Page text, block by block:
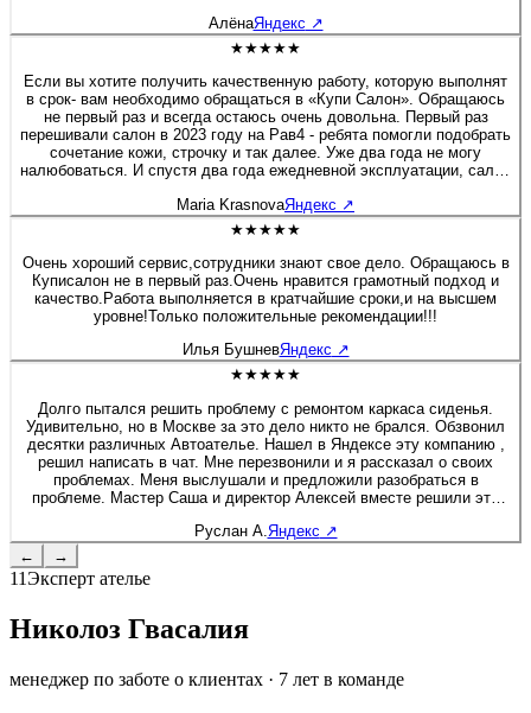
АлёнаЯндекс ↗
★★★★★
Если вы хотите получить качественную работу, которую выполнят
в срок- вам необходимо обращаться в «Купи Салон». Обращаюсь
не первый раз и всегда остаюсь очень довольна. Первый раз
перешивали салон в 2023 году на Рав4 - ребята помогли подобрать
сочетание кожи, строчку и так далее. Уже два года не могу
налюбоваться. И спустя два года ежедневной эксплуатации, салон
на Солярисе. Здесь работают профессионалы своего дела!
Maria KrasnovaЯндекс ↗
★★★★★
Очень хороший сервис,сотрудники знают свое дело. Обращаюсь в
Куписалон не в первый раз.Очень нравится грамотный подход и
качество.Работа выполняется в кратчайшие сроки,и на высшем
уровне!Только положительные рекомендации!!!
Илья БушневЯндекс ↗
★★★★★
Долго пытался решить проблему с ремонтом каркаса сиденья.
Удивительно, но в Москве за это дело никто не брался. Обзвонил
десятки различных Автоателье. Нашел в Яндексе эту компанию ,
решил написать в чат. Мне перезвонили и я рассказал о своих
проблемах. Меня выслушали и предложили разобраться в
проблеме. Мастер Саша и директор Алексей вместе решили это
вовлечен в работу, помогал своим сотрудникам и через 2 дня мне
позвонил, чтобы узнать результат. Купи салон - профессионалы! К
Руслан А. Яндекс ↗
←
→
11Эксперт ателье
Николоз Гвасалия
менеджер по заботе о клиентах · 7 лет в команде